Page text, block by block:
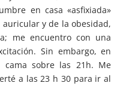
en casa «asfixiada»
y de la obesidad,
me encuentro con una
Sin embargo, en
sobre las 21h. Me
a las 23 h 30 para ir al